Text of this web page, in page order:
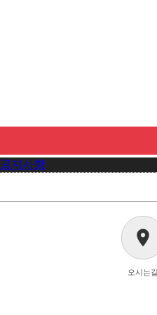
공지사항
location_on
오시는길